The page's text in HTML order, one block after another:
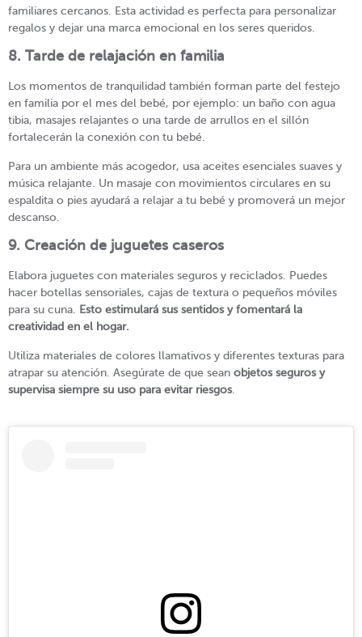
familiares cercanos. Esta actividad es perfecta para personalizar
regalos y dejar una marca emocional en los seres queridos.
8. Tarde de relajación en familia
Los momentos de tranquilidad también forman parte del festejo
en familia por el mes del bebé, por ejemplo: un baño con agua
tibia, masajes relajantes o una tarde de arrullos en el sillón
fortalecerán la conexión con tu bebé.
Para un ambiente más acogedor, usa aceites esenciales suaves y
música relajante. Un masaje con movimientos circulares en su
espaldita o pies ayudará a relajar a tu bebé y promoverá un mejor
descanso.
9. Creación de juguetes caseros
Elabora juguetes con materiales seguros y reciclados. Puedes
hacer botellas sensoriales, cajas de textura o pequeños móviles
para su cuna. Esto estimulará sus sentidos y fomentará la
creatividad en el hogar.
Utiliza materiales de colores llamativos y diferentes texturas para
atrapar su atención. Asegúrate de que sean objetos seguros y
supervisa siempre su uso para evitar riesgos.